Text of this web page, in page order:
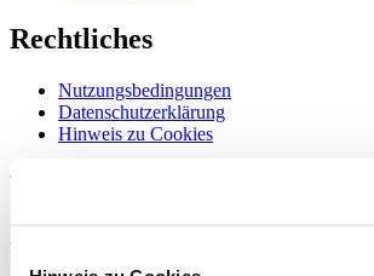
Rechtliches
Nutzungsbedingungen
Datenschutzerklärung
Hinweis zu Cookies
Willkommen im CERTINA
Information